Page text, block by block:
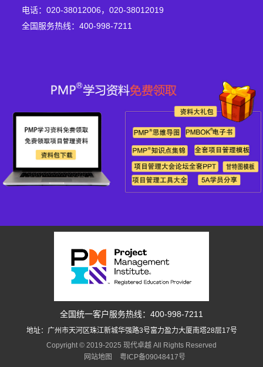
电话：020-38012006，020-38012019
全国服务热线：400-998-7211
全国统一客户服务热线：400-998-7211
地址：广州市天河区珠江新城华强路3号富力盈力大厦南塔28层17号
Copyright © 2019-2025 现代卓越 All Rights Reserved
网站地图
粤ICP备09048417号